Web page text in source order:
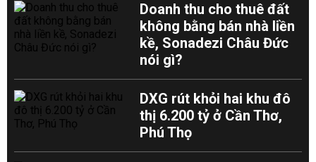
Doanh thu cho thuê đất
không bằng bán nhà liền
kề, Sonadezi Châu Đức
nói gì?
DXG rút khỏi hai khu đô
thị 6.200 tỷ ở Cần Thơ,
Phú Thọ